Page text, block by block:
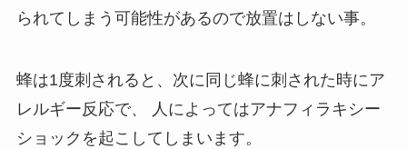
られてしまう可能性があるので放置はしない事。
蜂は1度刺されると、次に同じ蜂に刺された時にア
レルギー反応で、
人によってはアナフィラキシー
ショックを起こしてしまいます。